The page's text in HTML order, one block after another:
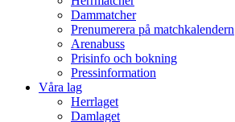
Dammatcher
Prenumerera på matchkalendern
Arenabuss
Prisinfo och bokning
Pressinformation
Våra lag
Herrlaget
Damlaget